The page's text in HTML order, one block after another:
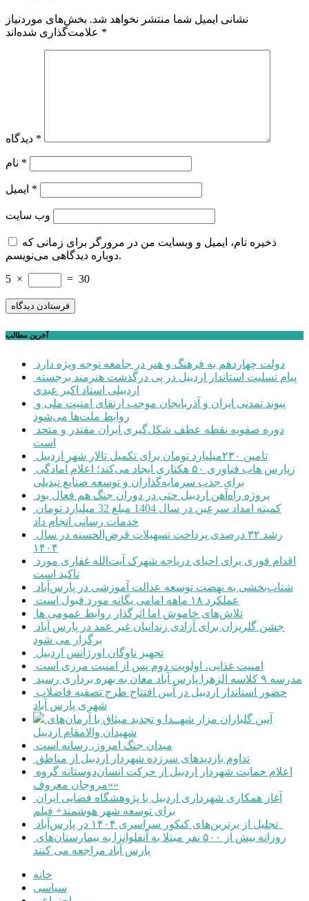
نشانی ایمیل شما منتشر نخواهد شد. بخش‌های موردنیاز
*
*
*
*
وب‌ سایت
ذخیره نام، ایمیل و وبسایت من در مرورگر برای زمانی که
دوباره دیدگاهی می‌نویسم.
5 × = 30
آخرین مطالب
دولت چهاردهم به فرهنگ و هنر در جامعه توجه ویژه دارد
اردبیلی استاد اکبر عبدی
روابط ملت‌ها می‌شود
است
تامین ۲۳۰میلیارد تومان برای تکمیل تالار شهر اردبیل
برای جذب سرمایه‌گذاران و توسعه صنایع تبدیلی
پروژه راه‌آهن اردبیل حتی در دوران جنگ هم فعال بود
خدمات رسانی انجام داد
۱۴۰۴
تاکید است
شتاب‌بخشی به نهضت توسعه عدالت آموزشی در پارس‌آباد
عملکرد ۱۸ ماهه امامی یگانه مورد قبول است
تلاش‌های خاموش اما اثرگذار روابط عمومی ها
برگزار می شود
تجهیز ناوگان اورژانس اردبیل
امنیت غذایی، اولویت دوم پس از امنیت مرزی است
مدرسه ۹ کلاسه الزهرا پارس آباد مغان به بهره برداری رسید
شهری پارس آباد
شهیدان والامقام اردبیل
میدان جنگ امروز، رسانه است
تداوم بازدیدهای سرزده شهردار اردبیل از مناطق
«مروجان معروف»
برای توسعه شهر هوشمند+ فیلم
پارس آباد مراجعه می کنند
خانه
سیاسی